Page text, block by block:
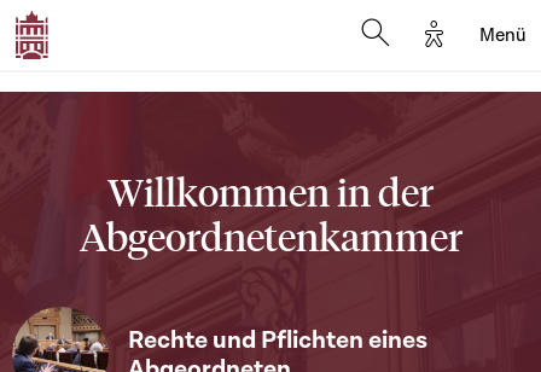
Options
Menü
Willkommen in der
Abgeordnetenkammer
Rechte und Pflichten eines